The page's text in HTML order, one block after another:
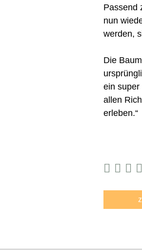
Passend
nun
werden,
Die
ein super
allen
erleben.“